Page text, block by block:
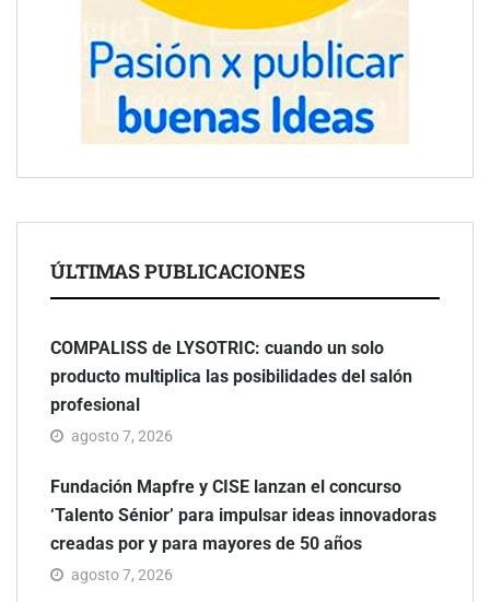
ÚLTIMAS PUBLICACIONES
COMPALISS de LYSOTRIC: cuando un solo
producto multiplica las posibilidades del salón
profesional
agosto 7, 2026
Fundación Mapfre y CISE lanzan el concurso
‘Talento Sénior’ para impulsar ideas innovadoras
creadas por y para mayores de 50 años
agosto 7, 2026